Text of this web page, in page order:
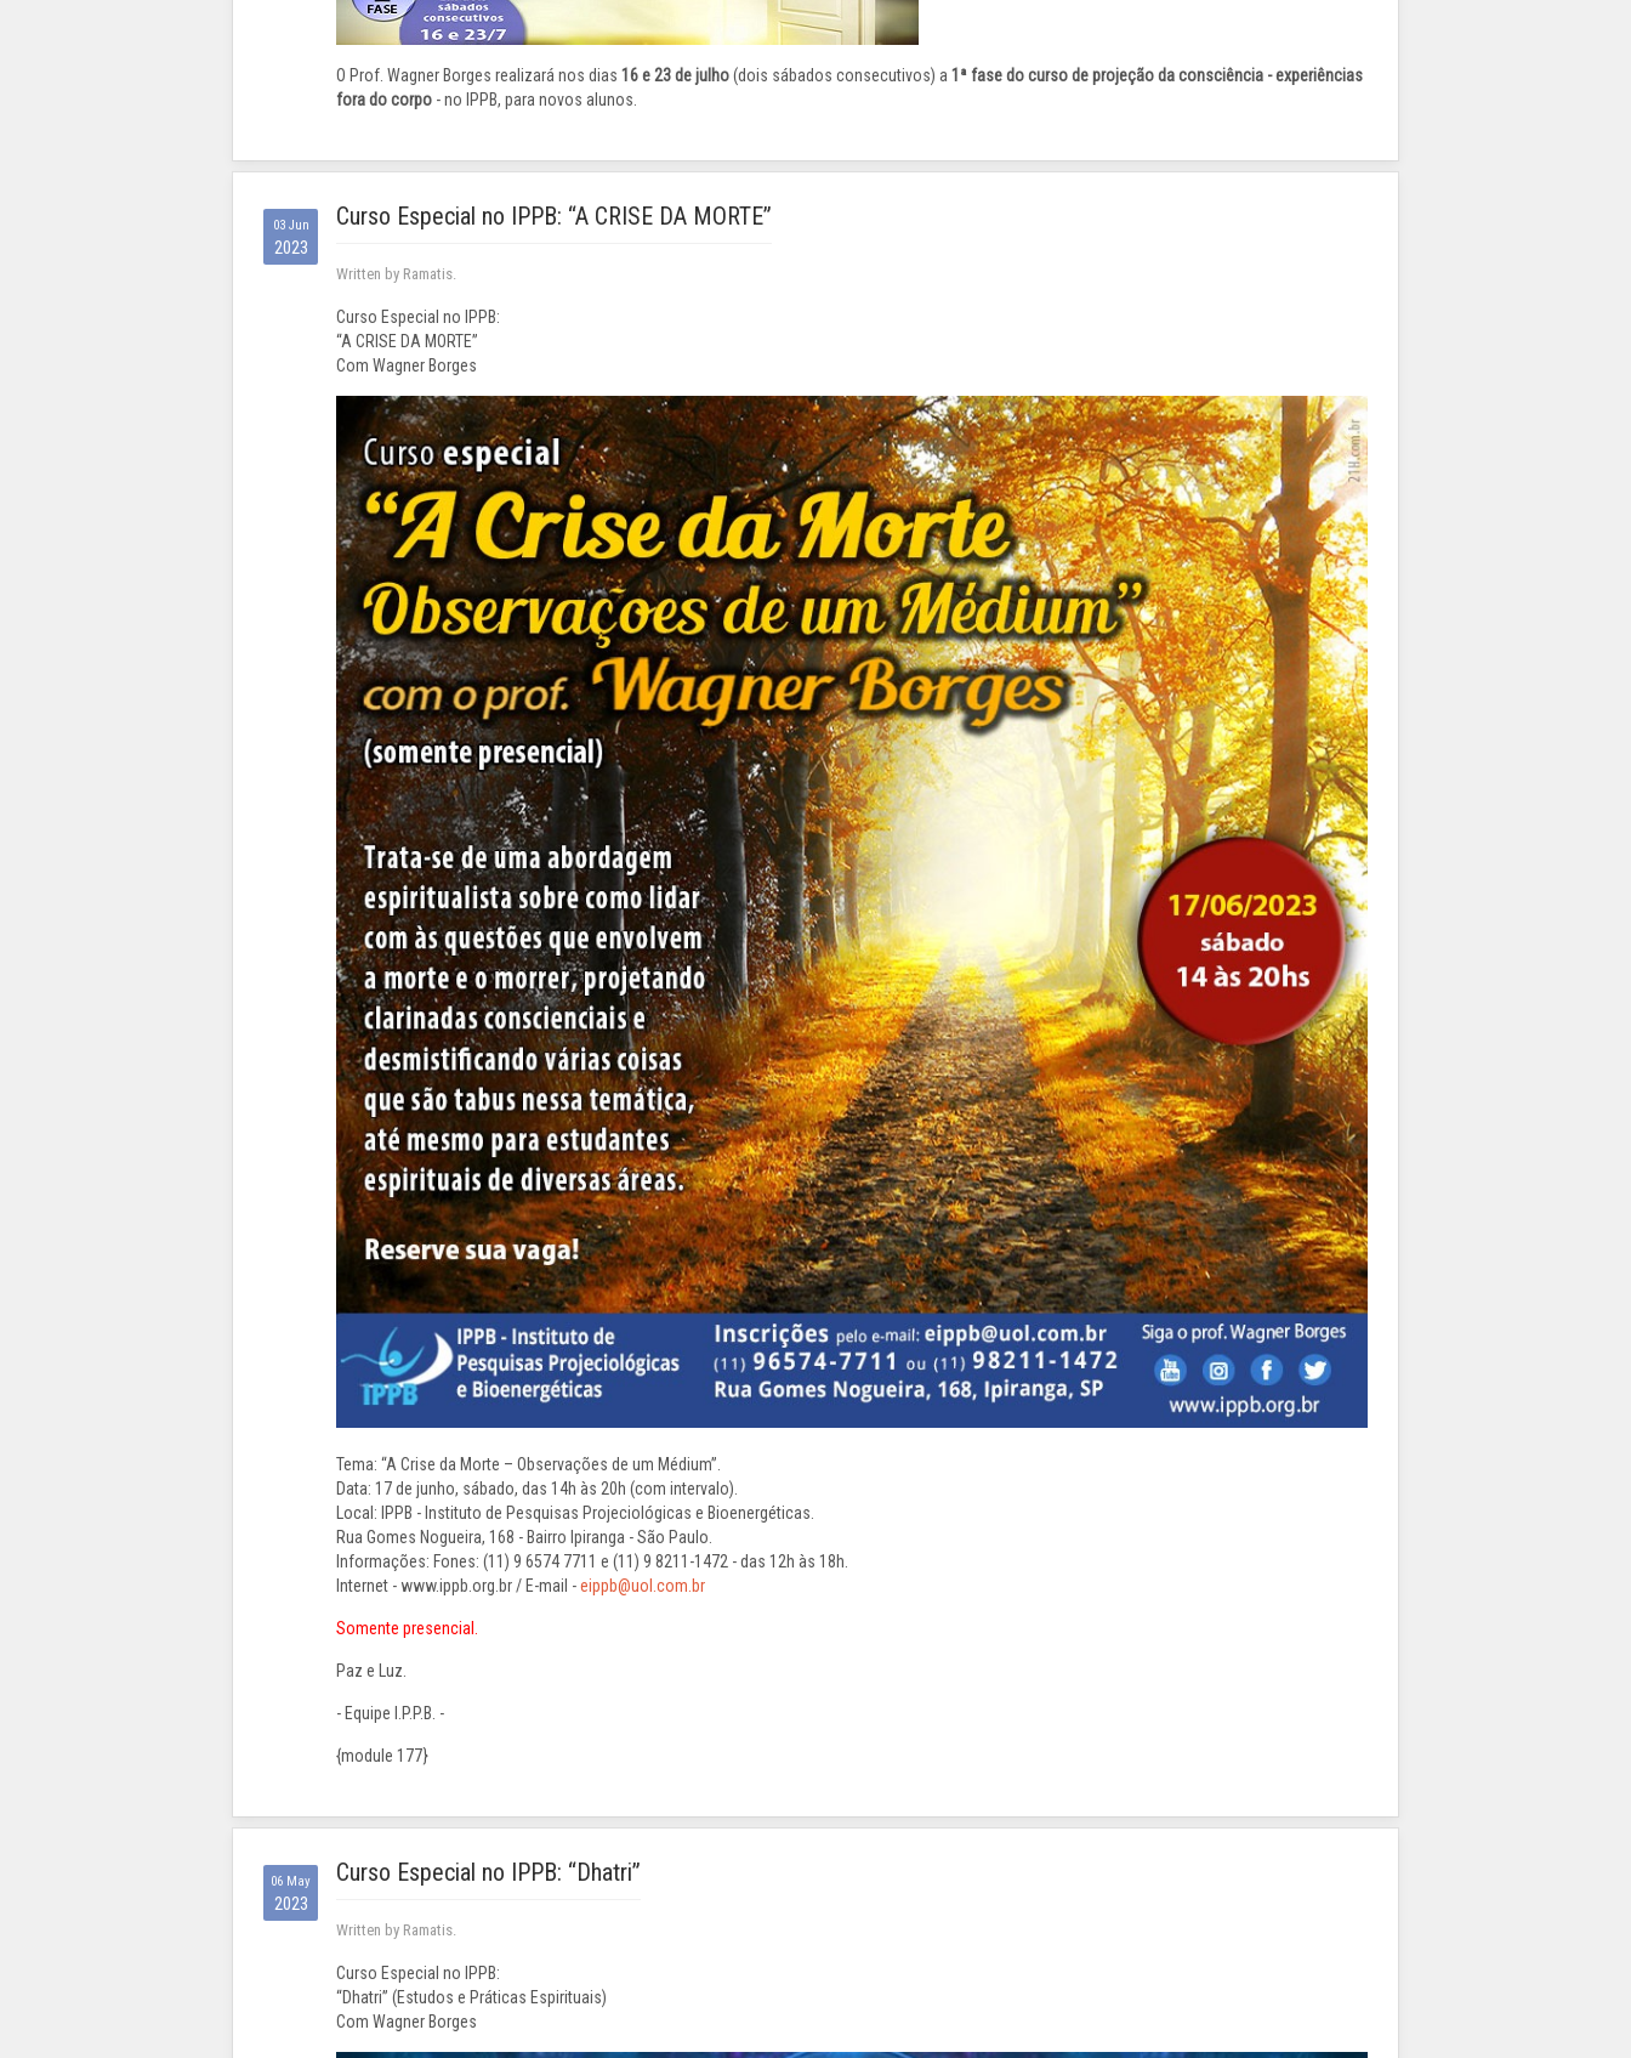
O Prof. Wagner Borges realizará nos dias 16 e 23 de julho(dois sábados consecutivos) a 1ª fase do curso de projeção da consciência - experiências
fora do corpo - no IPPB, para novos alunos.
03 Jun
2023
Curso Especial no IPPB: “A CRISE DA MORTE”
Written by Ramatis.
Curso Especial no IPPB:
“A CRISE DA MORTE”
Com Wagner Borges
Tema: “A Crise da Morte – Observações de um Médium”.
Data: 17 de junho, sábado, das 14h às 20h (com intervalo).
Local: IPPB - Instituto de Pesquisas Projeciológicas e Bioenergéticas.
Rua Gomes Nogueira, 168 - Bairro Ipiranga - São Paulo.
Informações: Fones: (11) 9 6574 7711 e (11) 9 8211-1472 - das 12h às 18h.
Internet - www.ippb.org.br / E-mail -eippb@uol.com.br
Somente presencial.
Paz e Luz.
- Equipe I.P.P.B. -
{module 177}
06 May
2023
Curso Especial no IPPB: “Dhatri”
Written by Ramatis.
Curso Especial no IPPB:
“Dhatri” (Estudos e Práticas Espirituais)
Com Wagner Borges